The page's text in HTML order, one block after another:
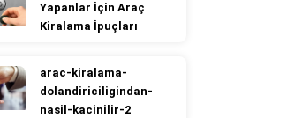
Yapanlar İçin Araç
Kiralama İpuçları
arac-kiralama-
dolandiriciligindan-
nasil-kacinilir-2